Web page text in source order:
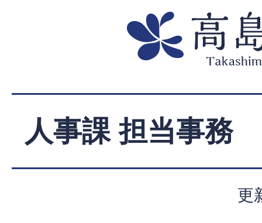
人事課 担当事務
更